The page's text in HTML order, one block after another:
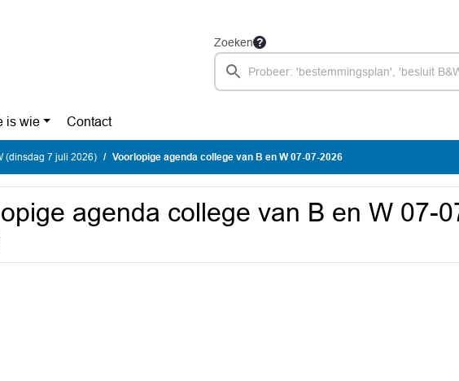
Zoeken
is wie Contact
(dinsdag 7 juli 2026) Voorlopige agenda college van B en W 07-07-2026
agenda college van B en W 07-